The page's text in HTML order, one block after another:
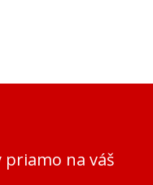
priamo na váš